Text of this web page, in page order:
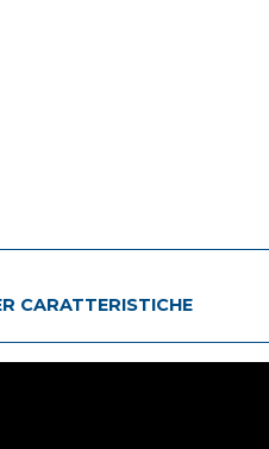
CARATTERISTICHE